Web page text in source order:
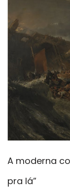
A moderna
pra lá”